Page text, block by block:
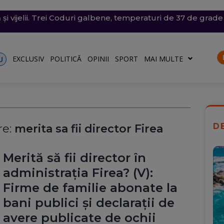
SUA, să înceteze atacurile care au oprit exporturile
din România în Bulgaria și a explodat aproape de
UPDATE Reacția MApN
vijelii. Trei Coduri galbene, temperaturi de 37 de
și drone asupra Kievului. Trei oameni, inclusiv un
viitoare. Accesul se va face în etape. Iată ce
EXCLUSIV POLITICĂ OPINII SPORT MAI MULTE
merita sa fii director Firea
Merită să fii director în
administrația Firea? (V):
Firme de familie abonate la
bani publici și declarații de
avere publicate de ochii